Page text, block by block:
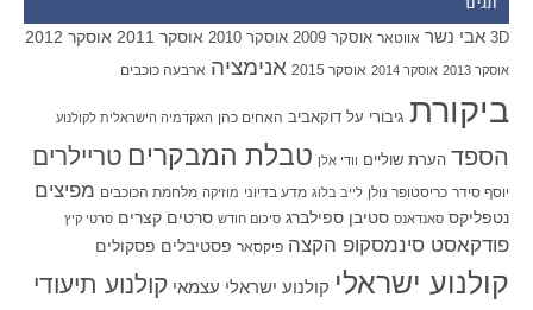
תגים
3D אבי נשר אווטאר אוסקר 2009 אוסקר 2010 אוסקר 2011 אוסקר 2012
אוסקר 2013 אוסקר 2014 אוסקר 2015 אנימציה ארבעה כוכבים
ביקורת גיבורי על דוקאביב האחים כהן האקדמיה הישראלית לקולנוע
הספד הערת שוליים וודי אלן טבלת המבקרים טריילרים
יוסף סידר כריסטופר נולן לייב בלוג מדע בדיוני מוזיקה מלחמת הכוכבים מפיצים
נטפליקס סאנדאנס סטיבן ספילברג סיכום חודש סרטים קצרים סרטי קיץ
פודקאסט סינמסקופ הקצה פיקסאר פסטיבלים פסקולים
קולנוע ישראלי קולנוע ישראלי עצמאי קולנוע תיעודי